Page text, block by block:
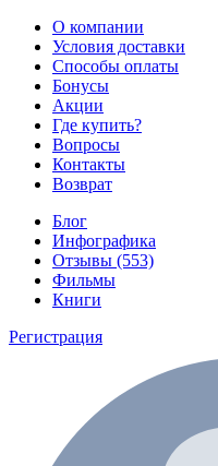
О компании
Условия доставки
Способы оплаты
Бонусы
Акции
Где купить?
Вопросы
Контакты
Возврат
Блог
Инфографика
Отзывы (553)
Фильмы
Книги
Регистрация